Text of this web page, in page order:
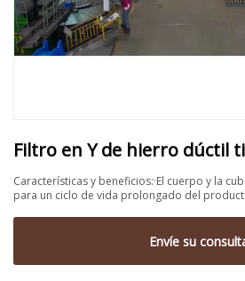
Filtro en Y de hierro dúctil
Características y beneficios:·El cuerpo y la
para un ciclo de vida prolongado del
Envíe su